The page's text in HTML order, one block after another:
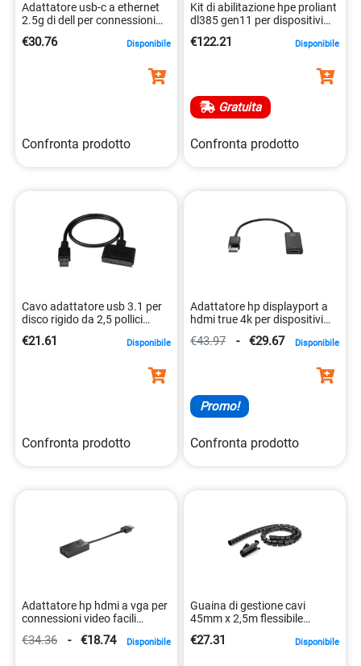
Adattatore usb-c a ethernet
2.5g di dell per connessioni
€30.76 Disponibile
Confronta prodotto
Kit di abilitazione hpe proliant
dl385 gen11 per dispositivi
€122.21 Disponibile
Gratuita
Confronta prodotto
Cavo adattatore usb 3.1 per
disco rigido da 2,5 pollici
€21.61 Disponibile
Confronta prodotto
Adattatore hp displayport a
hdmi true 4k per dispositivi
€43.97 - €29.67 Disponibile
Promo!
Confronta prodotto
Adattatore hp hdmi a vga per
connessioni video facili
€34.36 - €18.74 Disponibile
Guaina di gestione cavi
45mm x 2,5m flessibile
€27.31 Disponibile